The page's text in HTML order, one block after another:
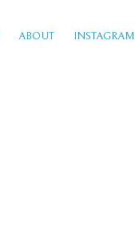
ABOUT INSTAGRAM